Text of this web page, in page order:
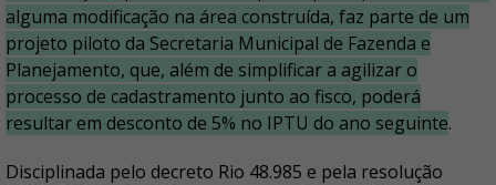
alguma modificação na área construída, faz parte de um
projeto piloto da Secretaria Municipal de Fazenda e
Planejamento, que, além de simplificar a agilizar o
processo de cadastramento junto ao fisco, poderá
resultar em desconto de 5% no IPTU do ano seguinte.
Disciplinada pelo decreto Rio 48.985 e pela resolução